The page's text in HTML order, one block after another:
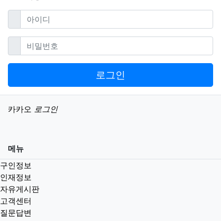
아이디필수
비밀번호필수
로그인
소셜계정으로 로그인
카카오 로그인
메뉴
구인정보
인재정보
자유게시판
고객센터
질문답변